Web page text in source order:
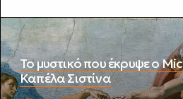
Το μυστικό που έκρυψε ο
Καπέλα Σιστίνα